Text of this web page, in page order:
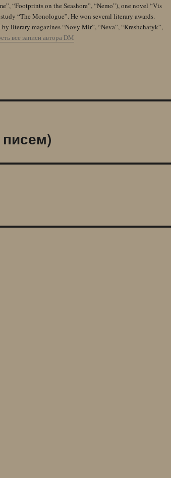
“Footprints on the Seashore”, “Nemo”), one novel “Vis
“The Monologue”. He won several literary awards.
literary magazines “Novy Mir”, “Neva”, “Kreshchatyk”,
все записи автора DM